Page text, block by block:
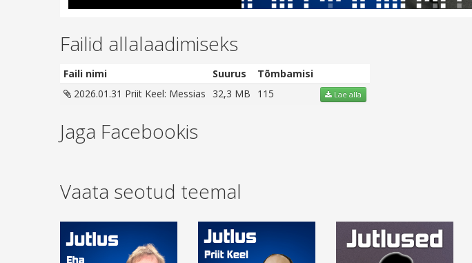
Failid allalaadimiseks
Faili nimi Suurus
Tõmbamisi
2026.01.31 Priit Keel: Messias
32,3 MB 115 Lae alla
Jaga Facebookis
Vaata seotud teemal